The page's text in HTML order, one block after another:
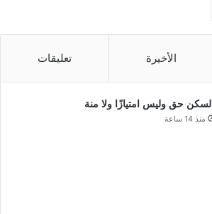
الأخيرة تعليقات
السكن حق وليس امتيازًا ولا منة
منذ 14 ساعة